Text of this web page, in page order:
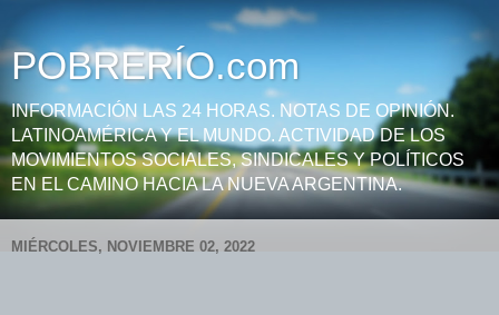
POBRERÍO.com
INFORMACIÓN LAS 24 HORAS. NOTAS DE OPINIÓN.
LATINOAMÉRICA Y EL MUNDO. ACTIVIDAD DE LOS
MOVIMIENTOS SOCIALES, SINDICALES Y POLÍTICOS
EN EL CAMINO HACIA LA NUEVA ARGENTINA.
MIÉRCOLES, NOVIEMBRE 02, 2022